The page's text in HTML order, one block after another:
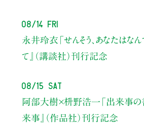
08/14 Fri
永井玲衣 「せんそう、あなたはなん
て』（講談社）刊行記念
08/15 Sat
阿部大樹×枡野浩一 「出来事の
来事』（作品社）刊行記念